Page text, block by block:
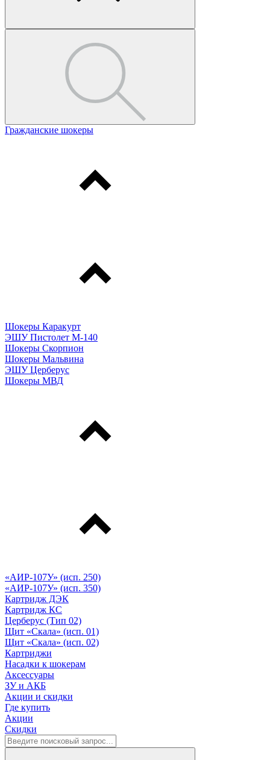
Гражданские шокеры
Шокеры Каракурт
ЭШУ Пистолет М-140
Шокеры Скорпион
Шокеры Мальвина
ЭШУ Церберус
Шокеры МВД
«АИР-107У» (исп. 250)
«АИР-107У» (исп. 350)
Картридж ДЭК
Картридж КС
Церберус (Тип 02)
Щит «Скала» (исп. 01)
Щит «Скала» (исп. 02)
Картриджи
Насадки к шокерам
Аксессуары
ЗУ и АКБ
Акции и скидки
Где купить
Акции
Скидки